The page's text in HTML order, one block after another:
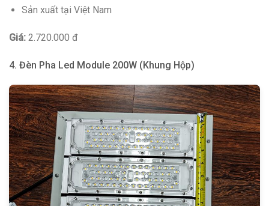
Sản xuất tại Việt Nam
Giá: 2.720.000 đ
4. Đèn Pha Led Module 200W (Khung Hộp)